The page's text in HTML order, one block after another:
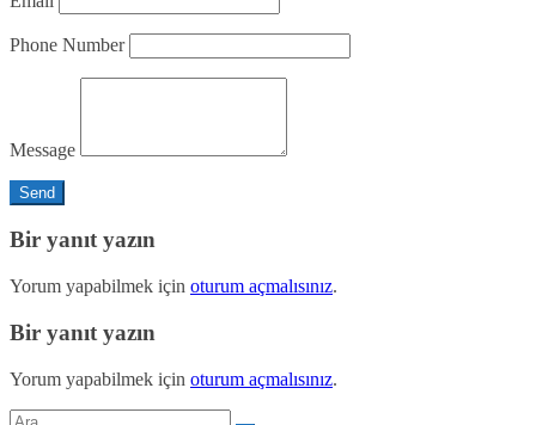
Phone Number
Message
Bir yanıt yazın
Yorum yapabilmek için oturum açmalısınız.
Bir yanıt yazın
Yorum yapabilmek için oturum açmalısınız.